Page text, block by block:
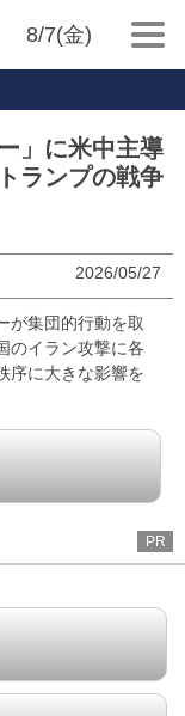
8/7(金)
」に米中主導
ランプの戦争
2026/05/27
が集団的行動を取
のイラン攻撃に各
序に大きな影響を
PR